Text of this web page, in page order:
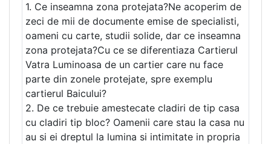
1. Ce inseamna zona protejata?Ne acoperim de
zeci de mii de documente emise de specialisti,
oameni cu carte, studii solide, dar ce inseamna
zona protejata?Cu ce se diferentiaza Cartierul
Vatra Luminoasa de un cartier care nu face
parte din zonele protejate, spre exemplu
cartierul Baicului?
2. De ce trebuie amestecate cladiri de tip casa
cu cladiri tip bloc? Oamenii care stau la casa nu
au si ei dreptul la lumina si intimitate in propria